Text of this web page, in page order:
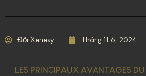
Đội Xenesy Tháng 11 6, 2024
LES PRINCIPAUX AVANTAGES